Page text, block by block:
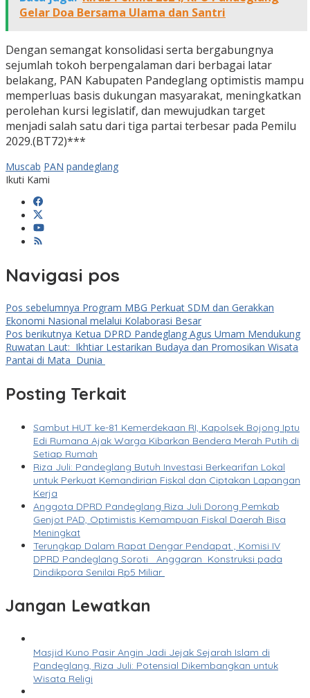
Gelar Doa Bersama Ulama dan Santri
Dengan semangat konsolidasi serta bergabungnya
sejumlah tokoh berpengalaman dari berbagai latar
belakang, PAN Kabupaten Pandeglang optimistis mampu
memperluas basis dukungan masyarakat, meningkatkan
perolehan kursi legislatif, dan mewujudkan target
menjadi salah satu dari tiga partai terbesar pada Pemilu
2029.(BT72)***
Muscab PAN pandeglang
Ikuti Kami
Navigasi pos
Pos sebelumnya Program MBG Perkuat SDM dan Gerakkan
Ekonomi Nasional melalui Kolaborasi Besar
Pos berikutnya Ketua DPRD Pandeglang Agus Umam Mendukung
Ruwatan Laut: Ikhtiar Lestarikan Budaya dan Promosikan Wisata
Pantai di Mata Dunia
Posting Terkait
Sambut HUT ke-81 Kemerdekaan RI, Kapolsek Bojong Iptu
Edi Rumana Ajak Warga Kibarkan Bendera Merah Putih di
Setiap Rumah
Riza Juli: Pandeglang Butuh Investasi Berkearifan Lokal
untuk Perkuat Kemandirian Fiskal dan Ciptakan Lapangan
Kerja
Anggota DPRD Pandeglang Riza Juli Dorong Pemkab
Genjot PAD, Optimistis Kemampuan Fiskal Daerah Bisa
Meningkat
Terungkap Dalam Rapat Dengar Pendapat , Komisi IV
DPRD Pandeglang Soroti Anggaran Konstruksi pada
Dindikpora Senilai Rp5 Miliar
Jangan Lewatkan
Masjid Kuno Pasir Angin Jadi Jejak Sejarah Islam di
Pandeglang, Riza Juli: Potensial Dikembangkan untuk
Wisata Religi